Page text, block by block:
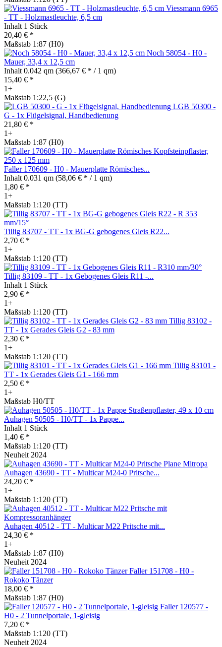
Viessmann 6965
- TT - Holzmastleuchte, 6,5 cm
Inhalt 1 Stück
20,40 € *
Maßstab 1:87 (H0)
Noch 58054 - H0 -
Mauer, 33,4 x 12,5 cm
Inhalt 0.042 qm (366,67 € * / 1 qm)
15,40 € *
1+
Maßstab 1:22,5 (G)
LGB 50300 -
G - 1x Flügelsignal, Handbedienung
21,80 € *
1+
Maßstab 1:87 (H0)
Faller 170609 - H0 - Mauerplatte Römisches...
Inhalt 0.031 qm (58,06 € * / 1 qm)
1,80 € *
1+
Maßstab 1:120 (TT)
Tillig 83707 - TT - 1x BG-G gebogenes Gleis R22...
2,70 € *
1+
Maßstab 1:120 (TT)
Tillig 83109 - TT - 1x Gebogenes Gleis R11 -...
Inhalt 1 Stück
2,90 € *
1+
Maßstab 1:120 (TT)
Tillig 83102 -
TT - 1x Gerades Gleis G2 - 83 mm
2,30 € *
1+
Maßstab 1:120 (TT)
Tillig 83101 -
TT - 1x Gerades Gleis G1 - 166 mm
2,50 € *
1+
Maßstab H0/TT
Auhagen 50505 - H0/TT - 1x Pappe...
Inhalt 1 Stück
1,40 € *
Maßstab 1:120 (TT)
Neuheit 2024
Auhagen 43690 - TT - Multicar M24-0 Pritsche...
24,20 € *
1+
Maßstab 1:120 (TT)
Auhagen 40512 - TT - Multicar M22 Pritsche mit...
24,30 € *
1+
Maßstab 1:87 (H0)
Neuheit 2024
Faller 151708 - H0 -
Rokoko Tänzer
18,00 € *
Maßstab 1:87 (H0)
Faller 120577 -
H0 - 2 Tunnelportale, 1-gleisig
7,20 € *
Maßstab 1:120 (TT)
Neuheit 2024